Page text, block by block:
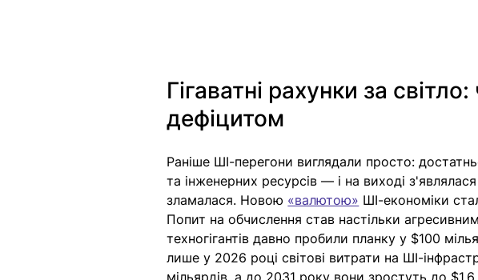
Гігаватні рахунки за
дефіцитом
Раніше ШІ-перегони виглядали просто:
та інженерних ресурсів — і на виході
зламалася. Новою «валютою» ШІ-економіки
Попит на обчислення став настільки
техногігантів давно пробили планку у $100
лише у 2026 році світові витрати на ШІ-